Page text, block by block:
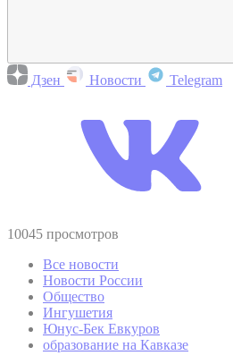
Дзен Новости Telegram
10045 просмотров
Все новости
Новости России
Общество
Ингушетия
Юнус-Бек Евкуров
образование на Кавказе